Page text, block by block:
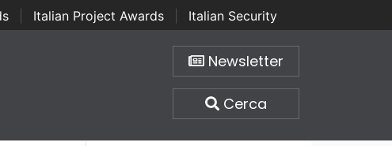
Italian Project Awards
Italian Security
Newsletter
Cerca